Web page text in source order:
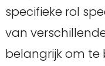
specifieke rol
van
belangrijk om te